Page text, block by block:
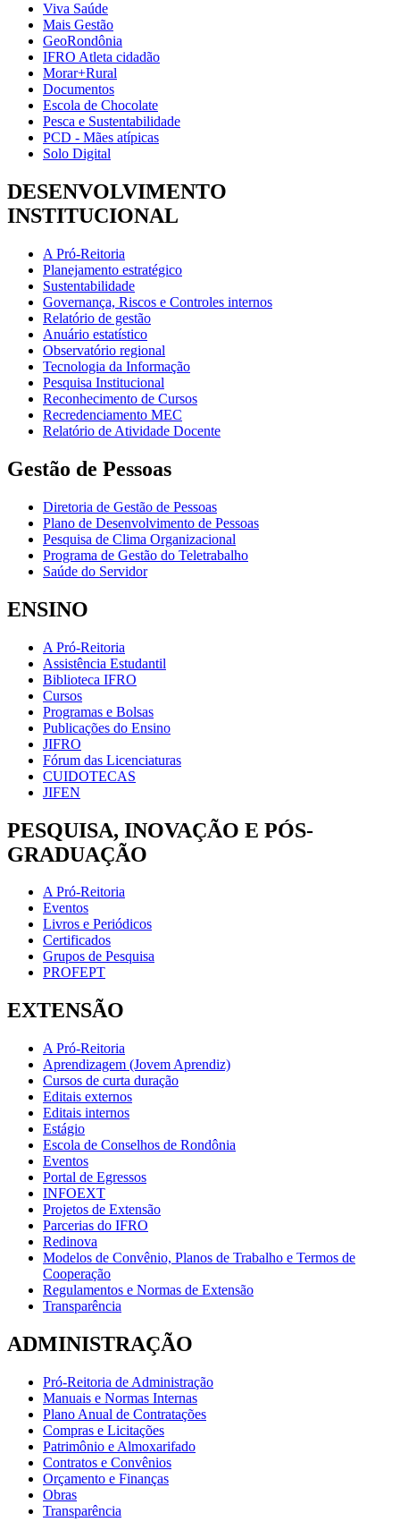
Viva Saúde
Mais Gestão
GeoRondônia
IFRO Atleta cidadão
Morar+Rural
Documentos
Escola de Chocolate
Pesca e Sustentabilidade
PCD - Mães atípicas
Solo Digital
DESENVOLVIMENTO
INSTITUCIONAL
A Pró-Reitoria
Planejamento estratégico
Sustentabilidade
Governança, Riscos e Controles internos
Relatório de gestão
Anuário estatístico
Observatório regional
Tecnologia da Informação
Pesquisa Institucional
Reconhecimento de Cursos
Recredenciamento MEC
Relatório de Atividade Docente
Gestão de Pessoas
Diretoria de Gestão de Pessoas
Plano de Desenvolvimento de Pessoas
Pesquisa de Clima Organizacional
Programa de Gestão do Teletrabalho
Saúde do Servidor
ENSINO
A Pró-Reitoria
Assistência Estudantil
Biblioteca IFRO
Cursos
Programas e Bolsas
Publicações do Ensino
JIFRO
Fórum das Licenciaturas
CUIDOTECAS
JIFEN
PESQUISA, INOVAÇÃO E PÓS-
GRADUAÇÃO
A Pró-Reitoria
Eventos
Livros e Periódicos
Certificados
Grupos de Pesquisa
PROFEPT
EXTENSÃO
A Pró-Reitoria
Aprendizagem (Jovem Aprendiz)
Cursos de curta duração
Editais externos
Editais internos
Estágio
Escola de Conselhos de Rondônia
Eventos
Portal de Egressos
INFOEXT
Projetos de Extensão
Parcerias do IFRO
Redinova
Modelos de Convênio, Planos de Trabalho e Termos de
Cooperação
Regulamentos e Normas de Extensão
Transparência
ADMINISTRAÇÃO
Pró-Reitoria de Administração
Manuais e Normas Internas
Plano Anual de Contratações
Compras e Licitações
Patrimônio e Almoxarifado
Contratos e Convênios
Orçamento e Finanças
Obras
Transparência